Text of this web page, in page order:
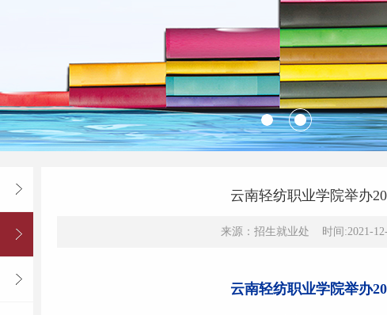
云南轻纺职业学院举办
来源：招生就业处 时间:2021-
云南轻纺职业学院举办